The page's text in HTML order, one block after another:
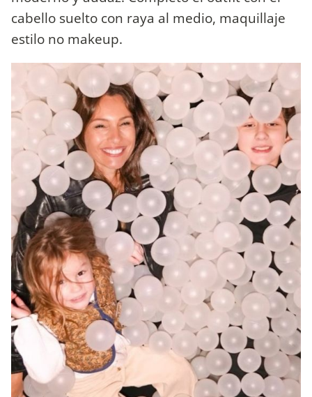
cabello suelto con raya al medio, maquillaje
estilo no makeup.